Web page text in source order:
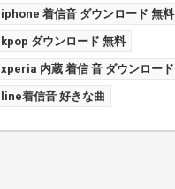
iphone 着信音 ダウンロード 無料
kpop ダウンロード 無料
xperia 内蔵 着信 音 ダウンロード
line着信音 好きな曲